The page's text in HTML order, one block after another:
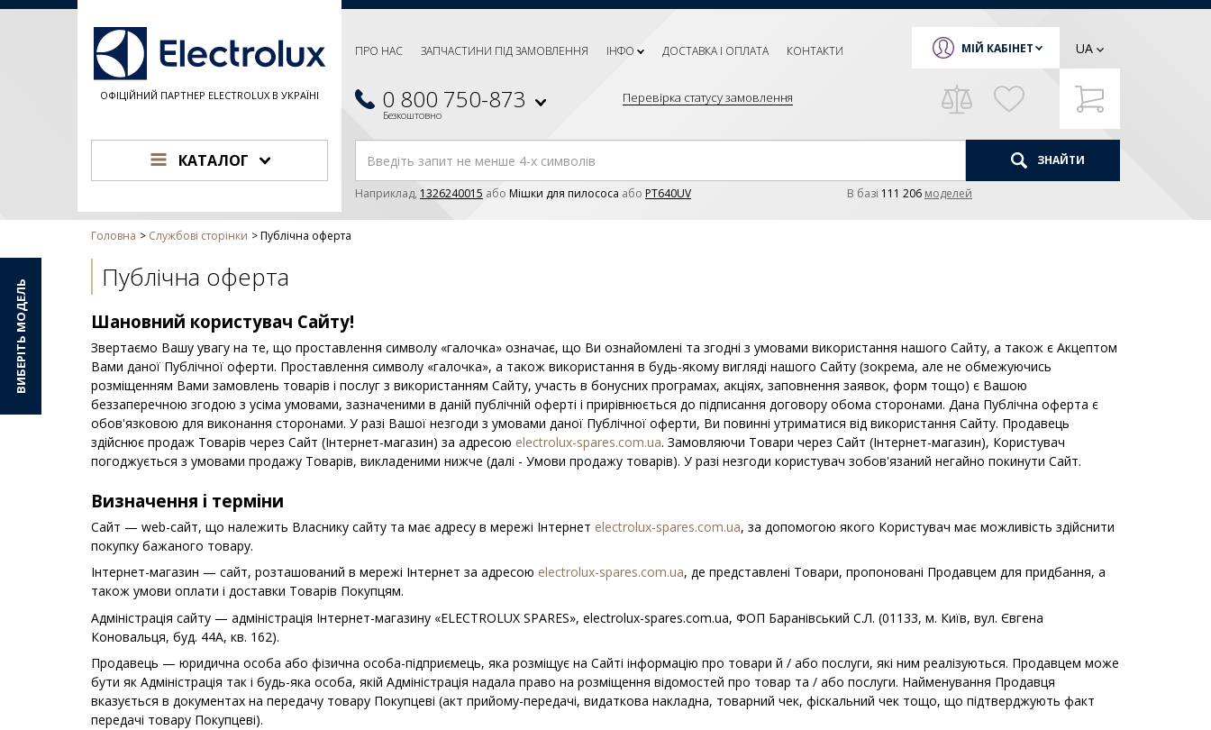
ОФІЦІЙНИЙ ПАРТНЕР ELECTROLUX В УКРАЇНІ
ПРО НАС ЗАПЧАСТИНИ ПІД ЗАМОВЛЕННЯ ІНФО ДОСТАВКА І ОПЛАТА КОНТАКТИ
0 800 750-873
Безкоштовно
Перевірка статусу замовлення
МІЙ КАБІНЕТ UA
КАТАЛОГ ЗНАЙТИ
Наприклад, 1326240015 або Мішки для пилососа або PT640UV В базi 111 206 моделей
Головна Службові сторінки Публічна оферта
Публічна оферта
Шановний користувач Сайту!
Звертаємо Вашу увагу на те, що проставлення символу «галочка» означає, що Ви ознайомлені та згодні з умовами використання нашого Сайту, а також є Акцептом
Вами даної Публічної оферти. Проставлення символу «галочка», а також використання в будь-якому вигляді нашого Сайту (зокрема, але не обмежуючись
розміщенням Вами замовлень товарів і послуг з використанням Сайту, участь в бонусних програмах, акціях, заповнення заявок, форм тощо) є Вашою
беззаперечною згодою з усіма умовами, зазначеними в даній публічній оферті і прирівнюється до підписання договору обома сторонами. Дана Публічна оферта є
обов'язковою для виконання сторонами. У разі Вашої незгоди з умовами даної Публічної оферти, Ви повинні утриматися від використання Сайту. Продавець
здійснює продаж Товарів через Сайт (Інтернет-магазин) за адресою electrolux-spares.com.ua. Замовляючи Товари через Сайт (Інтернет-магазин), Користувач
погоджується з умовами продажу Товарів, викладеними нижче (далі - Умови продажу товарів). У разі незгоди користувач зобов'язаний негайно покинути Сайт.
Визначення і терміни
Сайт — web-сайт, що належить Власнику сайту та має адресу в мережі Інтернет electrolux-spares.com.ua, за допомогою якого Користувач має можливість здійснити
покупку бажаного товару.
Інтернет-магазин — сайт, розташований в мережі Iнтернет за адресою electrolux-spares.com.ua, де представлені Товари, пропоновані Продавцем для придбання, а
також умови оплати і доставки Товарів Покупцям.
Адміністрація сайту — адміністрація Інтернет-магазину «ELECTROLUX SPARES», electrolux-spares.com.ua, ФОП Баранівський С.Л. (01133, м. Київ, вул. Євгена
Коновальця, буд. 44А, кв. 162).
Продавець — юридична особа або фізична особа-підприємець, яка розміщує на Сайті інформацію про товари й / або послуги, які ним реалізуються. Продавцем може
бути як Адміністрація так і будь-яка особа, якій Адміністрація надала право на розміщення відомостей про товар та / або послуги. Найменування Продавця
вказується в документах на передачу товару Покупцеві (акт прийому-передачі, видаткова накладна, товарний чек, фіскальний чек тощо, що підтверджують факт
передачі товару Покупцеві).
ВИБЕРІТЬ МОДЕЛЬ